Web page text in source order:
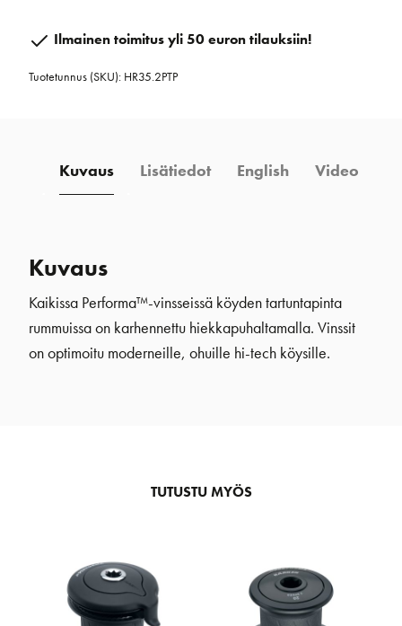
alumiini
Ilmainen toimitus yli 50 euron tilauksiin!
Tuotetunnus (SKU): HR35.2PTP
Kuvaus Lisätiedot English Video
Kuvaus
Kaikissa Performa™-vinsseissä köyden tartuntapinta
rummuissa on karhennettu hiekkapuhaltamalla. Vinssit
on optimoitu moderneille, ohuille hi-tech köysille.
TUTUSTU MYÖS